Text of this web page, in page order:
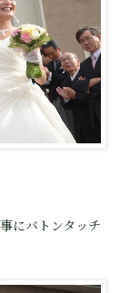
にバトンタッチ